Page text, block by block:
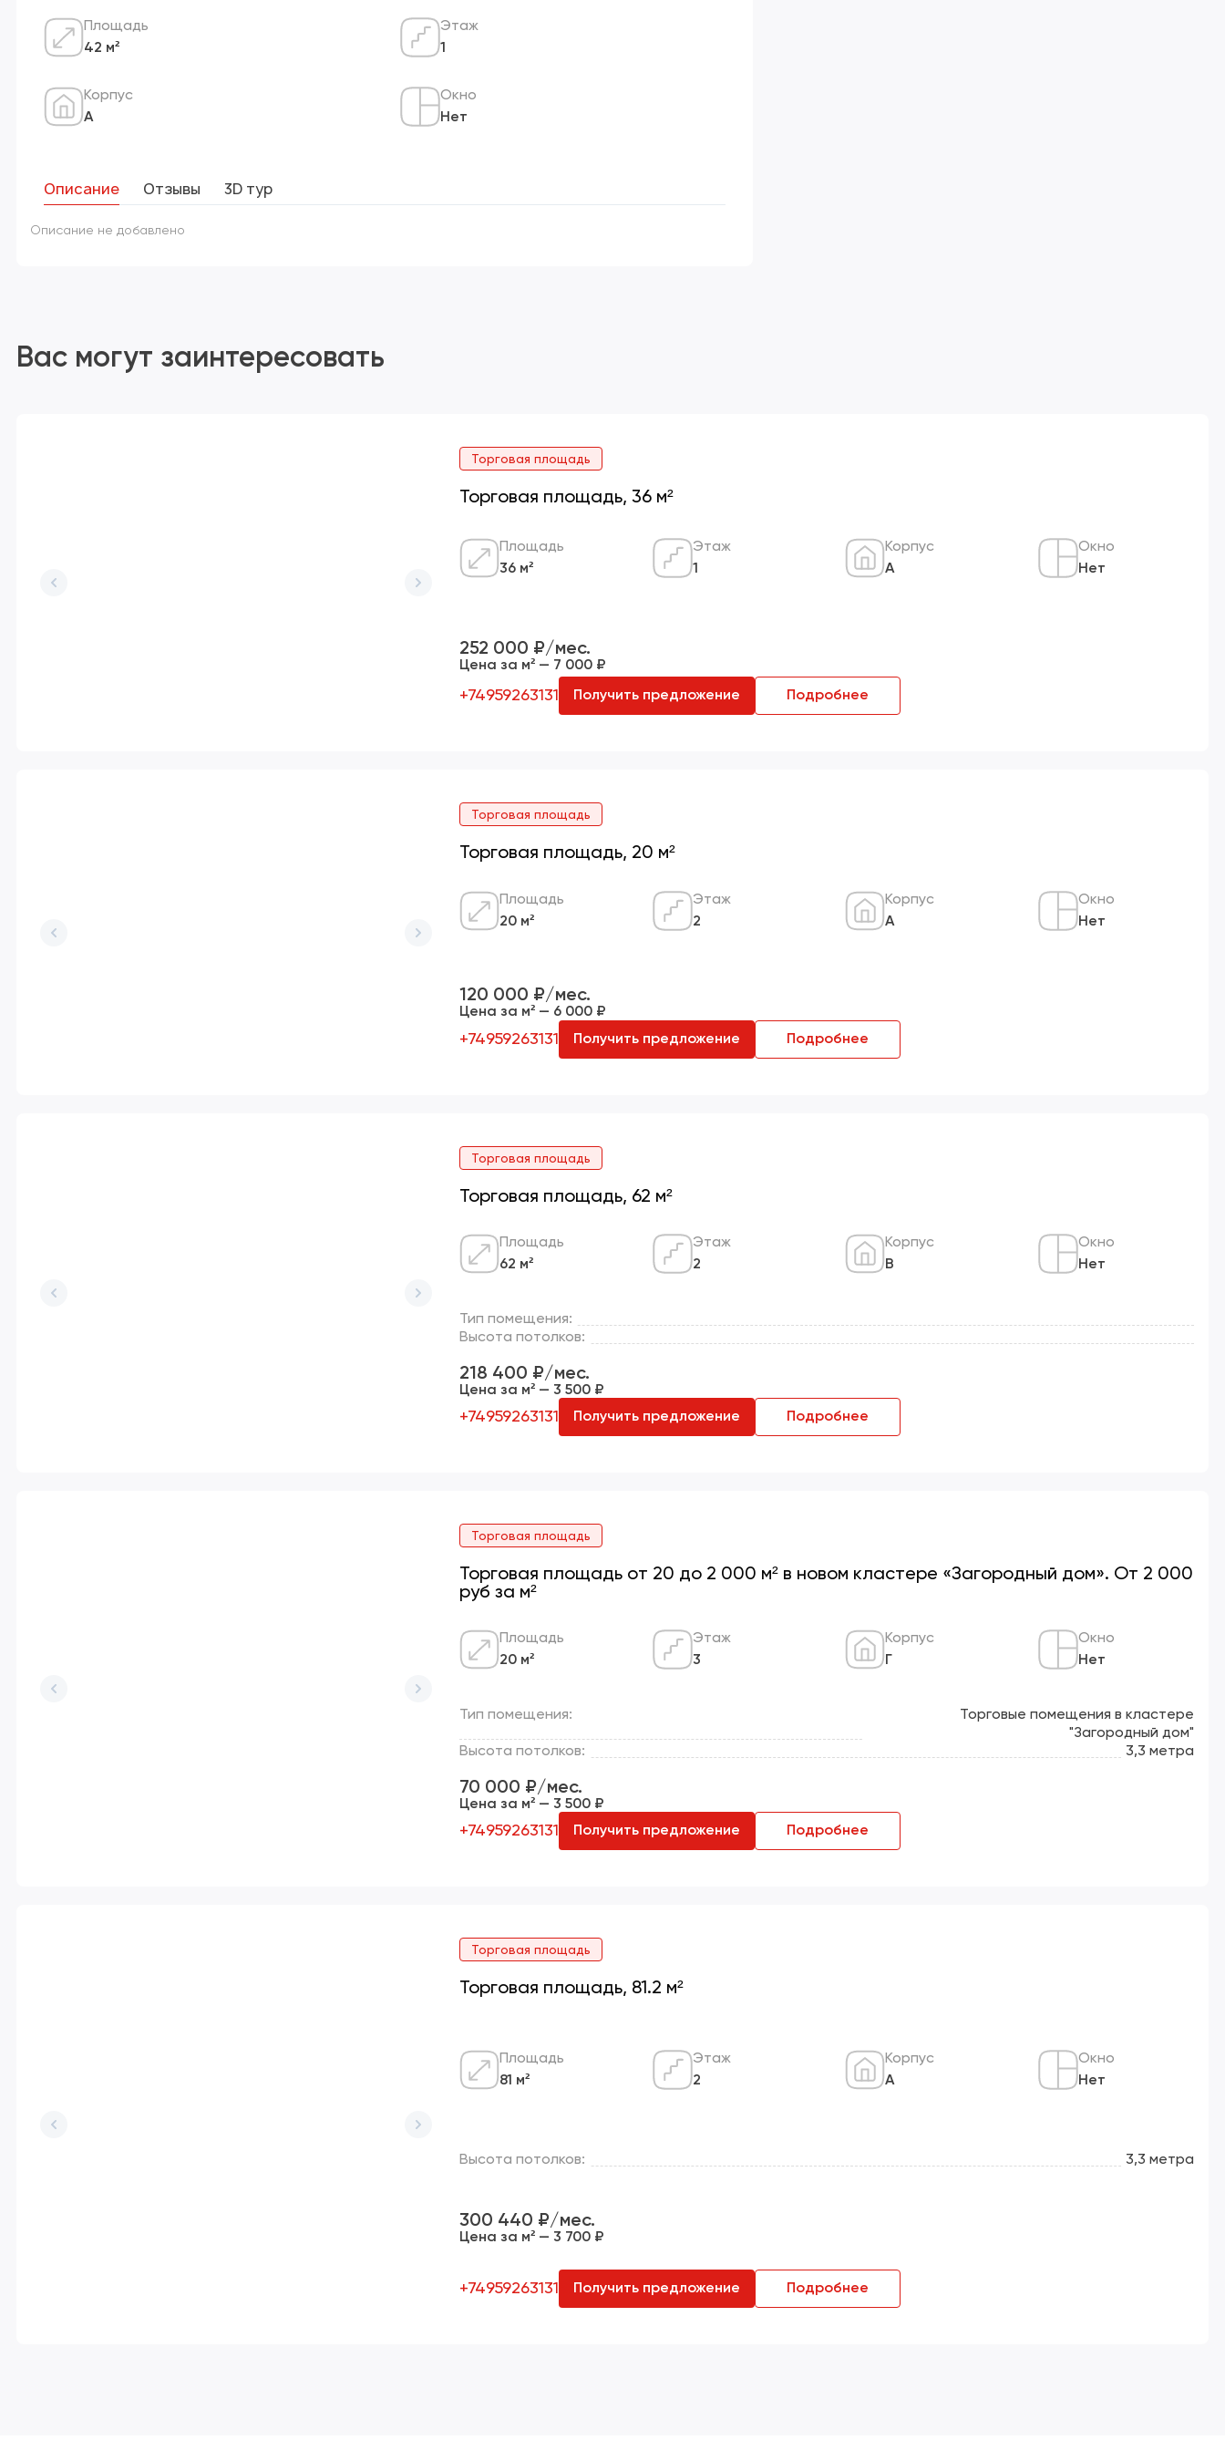
Площадь
42 м²
Этаж
1
Корпус
А
Окно
Нет
Описание Отзывы 3D тур
Описание не добавлено
Вас могут заинтересовать
Торговая площадь
Торговая площадь, 36 м²
Площадь
36 м²
Этаж
1
Корпус
А
Окно
Нет
252 000 ₽/мес.
Цена за м² — 7 000 ₽
+74959263131 Получить предложение Подробнее
Торговая площадь
Торговая площадь, 20 м²
Площадь
20 м²
Этаж
2
Корпус
А
Окно
Нет
120 000 ₽/мес.
Цена за м² — 6 000 ₽
+74959263131 Получить предложение Подробнее
Торговая площадь
Торговая площадь, 62 м²
Площадь
62 м²
Этаж
2
Корпус
В
Окно
Нет
Тип помещения:
Высота потолков:
218 400 ₽/мес.
Цена за м² — 3 500 ₽
+74959263131 Получить предложение Подробнее
Торговая площадь
Торговая площадь от 20 до 2 000 м² в новом кластере «Загородный дом». От 2 000
руб за м²
Площадь
20 м²
Этаж
3
Корпус
Г
Окно
Нет
Тип помещения:
Торговые помещения в кластере
"Загородный дом"
Высота потолков:
3,3 метра
70 000 ₽/мес.
Цена за м² — 3 500 ₽
+74959263131 Получить предложение Подробнее
Торговая площадь
Торговая площадь, 81.2 м²
Площадь
81 м²
Этаж
2
Корпус
А
Окно
Нет
Высота потолков: 3,3 метра
300 440 ₽/мес.
Цена за м² — 3 700 ₽
+74959263131 Получить предложение Подробнее